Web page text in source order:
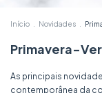
Início Novidades
Primavera-
As principais
contemporânea da